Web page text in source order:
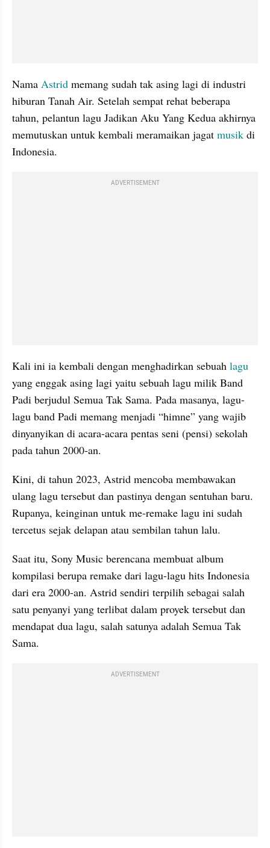
Nama Astrid memang sudah tak asing lagi di industri
hiburan Tanah Air. Setelah sempat rehat beberapa
tahun, pelantun lagu Jadikan Aku Yang Kedua akhirnya
memutuskan untuk kembali meramaikan jagat musik di
Indonesia.
ADVERTISEMENT
Kali ini ia kembali dengan menghadirkan sebuah lagu
yang enggak asing lagi yaitu sebuah lagu milik Band
Padi berjudul Semua Tak Sama. Pada masanya, lagu-
lagu band Padi memang menjadi “himne” yang wajib
dinyanyikan di acara-acara pentas seni (pensi) sekolah
pada tahun 2000-an.
Kini, di tahun 2023, Astrid mencoba membawakan
ulang lagu tersebut dan pastinya dengan sentuhan baru.
Rupanya, keinginan untuk me-remake lagu ini sudah
tercetus sejak delapan atau sembilan tahun lalu.
Saat itu, Sony Music berencana membuat album
kompilasi berupa remake dari lagu-lagu hits Indonesia
dari era 2000-an. Astrid sendiri terpilih sebagai salah
satu penyanyi yang terlibat dalam proyek tersebut dan
mendapat dua lagu, salah satunya adalah Semua Tak
Sama.
ADVERTISEMENT